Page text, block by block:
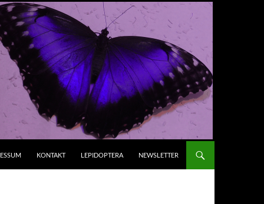
KONTAKT LEPIDOPTERA NEWSLETTER